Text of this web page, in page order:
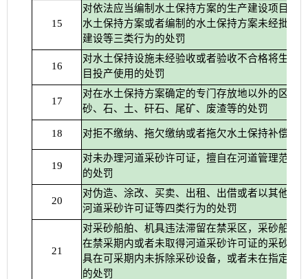
15
对依法应当编制水土保持方案的生产建设项目，
水土保持方案或者编制的水土保持方案未经批准
建设等三类行为的处罚
16
对水土保持设施未经验收或者验收不合格将生产
目投产使用的处罚
17
对在水土保持方案确定的专门存放地以外的区域
砂、石、土、矸石、尾矿、废渣等的处罚
18 对拒不缴纳、拖欠缴纳或者拖欠水土保持补偿费
19
对未办理河道采砂许可证，擅自在河道管理范围
的处罚
20
对伪造、涂改、买卖、出租、出借或者以其他方
河道采砂许可证等四类行为的处罚
21
对采砂船舶、机具违法滞留在禁采区，采砂船舶
在禁采期内或者未取得河道采砂许可证的采砂船
具在可采期内未拆除采砂设备，或者未在指定地
的处罚